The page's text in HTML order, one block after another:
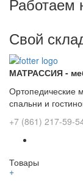
Свой
МАТРАССИЯ -
Ортопедические
спальни и
+7 (861) 217-59-
Товары
+